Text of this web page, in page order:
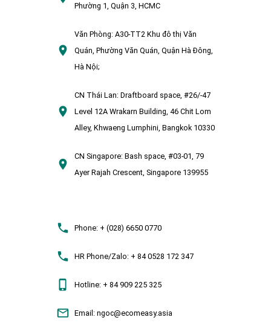
Phường 1, Quận 3, HCMC
Văn Phòng:A30-TT2 Khu đô thị Văn
Quán, Phường Văn Quán, Quận Hà Đông,
Hà Nội;
CN Thái Lan: Draftboard space, #26/-47
Level 12A Wrakarn Building, 46 Chit Lom
Alley, Khwaeng Lumphini, Bangkok 10330
CN Singapore: Bash space, #03-01, 79
Ayer Rajah Crescent, Singapore 139955
Phone:+ (028) 6650 0770
HR Phone/Zalo:+ 84 0528 172 347
Hotline:+ 84 909 225 325
Email: ngoc@ecomeasy.asia